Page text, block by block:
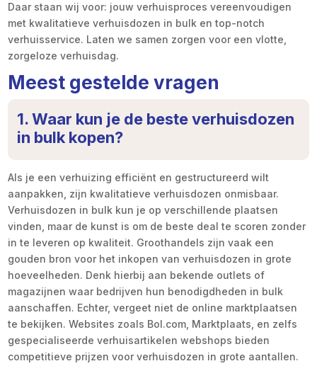
Daar staan wij voor: jouw verhuisproces vereenvoudigen
met kwalitatieve verhuisdozen in bulk en top-notch
verhuisservice. Laten we samen zorgen voor een vlotte,
zorgeloze verhuisdag.
Meest gestelde vragen
1. Waar kun je de beste verhuisdozen
in bulk kopen?
Als je een verhuizing efficiënt en gestructureerd wilt
aanpakken, zijn kwalitatieve verhuisdozen onmisbaar.
Verhuisdozen in bulk kun je op verschillende plaatsen
vinden, maar de kunst is om de beste deal te scoren zonder
in te leveren op kwaliteit. Groothandels zijn vaak een
gouden bron voor het inkopen van verhuisdozen in grote
hoeveelheden. Denk hierbij aan bekende outlets of
magazijnen waar bedrijven hun benodigdheden in bulk
aanschaffen. Echter, vergeet niet de online marktplaatsen
te bekijken. Websites zoals Bol.com, Marktplaats, en zelfs
gespecialiseerde verhuisartikelen webshops bieden
competitieve prijzen voor verhuisdozen in grote aantallen.